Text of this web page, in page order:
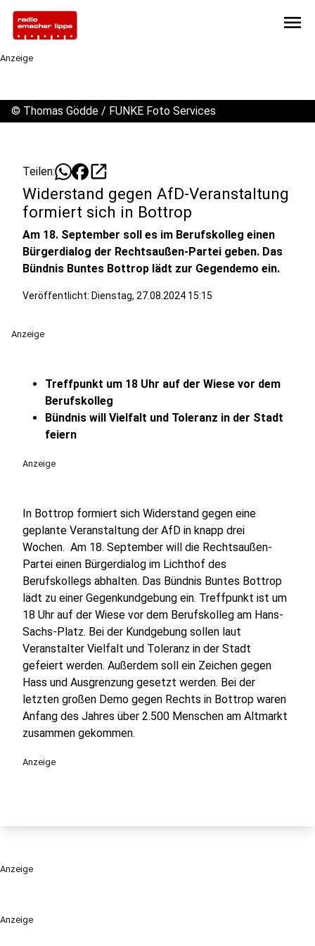
menu
Anzeige
Anzeige
© Thomas Gödde / FUNKE Foto Services
Teilen: open_in_new
Widerstand gegen AfD-Veranstaltung
formiert sich in Bottrop
Am 18. September soll es im Berufskolleg einen
Bürgerdialog der Rechtsaußen-Partei geben. Das
Bündnis Buntes Bottrop lädt zur Gegendemo ein.
Veröffentlicht: Dienstag, 27.08.2024 15:15
Anzeige
Treffpunkt um 18 Uhr auf der Wiese vor dem
Berufskolleg
Bündnis will Vielfalt und Toleranz in der Stadt
feiern
Anzeige
In Bottrop formiert sich Widerstand gegen eine
geplante Veranstaltung der AfD in knapp drei
Wochen. Am 18. September will die Rechtsaußen-
Partei einen Bürgerdialog im Lichthof des
Berufskollegs abhalten. Das Bündnis Buntes Bottrop
lädt zu einer Gegenkundgebung ein. Treffpunkt ist um
18 Uhr auf der Wiese vor dem Berufskolleg am Hans-
Sachs-Platz. Bei der Kundgebung sollen laut
Veranstalter Vielfalt und Toleranz in der Stadt
gefeiert werden. Außerdem soll ein Zeichen gegen
Hass und Ausgrenzung gesetzt werden. Bei der
letzten großen Demo gegen Rechts in Bottrop waren
Anfang des Jahres über 2.500 Menschen am Altmarkt
zusammen gekommen.
Anzeige
Anzeige